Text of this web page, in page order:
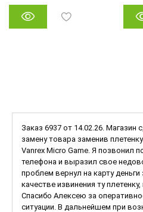
Заказ 6937 от 14.02.26. Магазин
замену товара заменив
Vanrex Micro Game. Я позвонил
телефона и выразил свое
проблем вернул на карту
качестве извинения ту
Спасибо Алексею за
ситуации. В дальнейшем при